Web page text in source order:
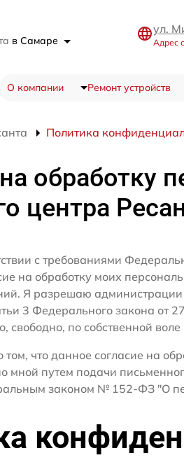
в Самаре
ул.
Адрес
О компании Ремонт устройств
Политика
обработку
центра
с требованиями
на обработку моих
Я разрешаю
3 Федерального закона
свободно, по собственной
том, что данное согласие на
мной путем подачи
законом № 152-ФЗ "О